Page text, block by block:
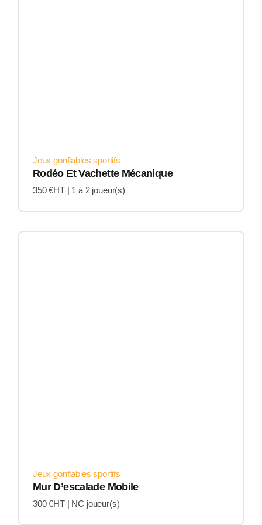
Jeux gonflables sportifs
Rodéo Et Vachette Mécanique
350 €HT | 1 à 2 joueur(s)
Jeux gonflables sportifs
Mur D’escalade Mobile
300 €HT | NC joueur(s)